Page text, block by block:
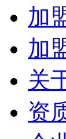
加
加
关
资